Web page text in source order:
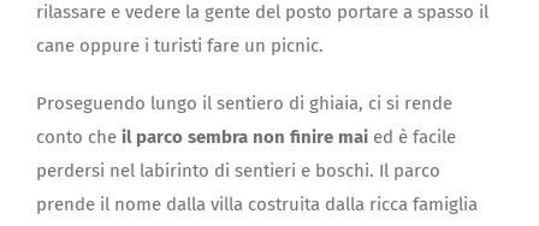
rilassare e vedere la gente del posto portare a spasso il
cane oppure i turisti fare un picnic.
Proseguendo lungo il sentiero di ghiaia, ci si rende
conto che il parco sembra non finire mai ed è facile
perdersi nel labirinto di sentieri e boschi. Il parco
prende il nome dalla villa costruita dalla ricca famiglia